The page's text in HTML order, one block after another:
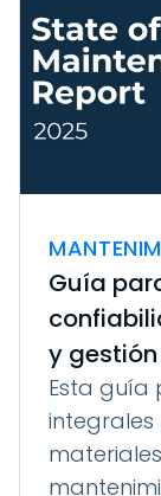
Guía
y
Esta guía